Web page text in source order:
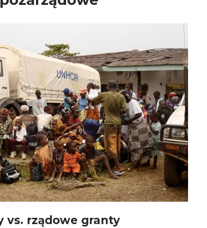
vs. rządowe granty